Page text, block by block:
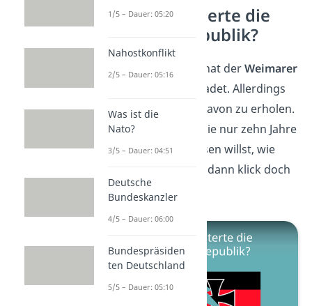
Warum scheiterte die
Weimarer Republik?
Das Krisenjahr 1923 hat derWeimarer
sehr geschadet. Allerdings
schaffte sie es, sich davon zu erholen.
Dennoch scheiterte sie nur zehn Jahre
später. Wenn du wissen willst, wie
genau das passierte, dann klick doch
auf unserVideo
1/5 – Dauer: 05:20
Nahostkonflikt
2/5 – Dauer: 05:16
Was ist die
Nato?
3/5 – Dauer: 04:51
Deutsche
Bundeskanzler
4/5 – Dauer: 06:00
Bundespräsiden
ten Deutschland
5/5 – Dauer: 05:10